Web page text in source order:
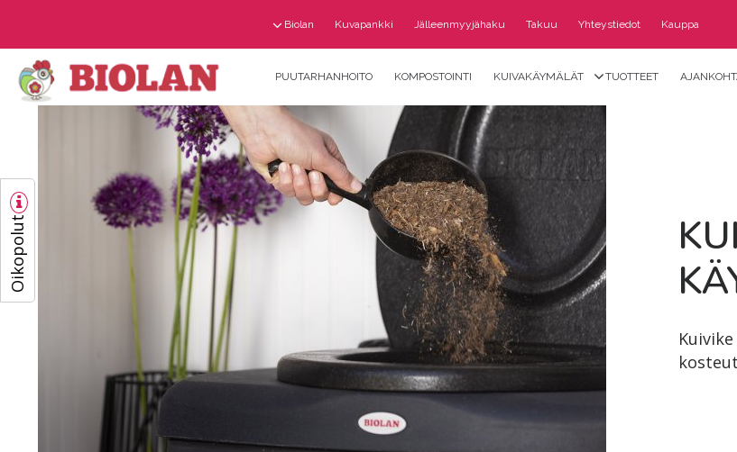
Oikopolut
Biolan Kuvapankki Jälleenmyyjähaku Takuu Yhteystiedot Kauppa
PUUTARHANHOITO KOMPOSTOINTI KUIVAKÄYMÄLÄT TUOTTEET